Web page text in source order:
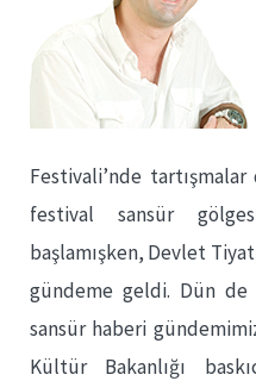
Festivali’nde
festival sansür
başlamışken, Devlet
gündeme geldi. Dün de
sansür haberi
Kültür Bakanlığı